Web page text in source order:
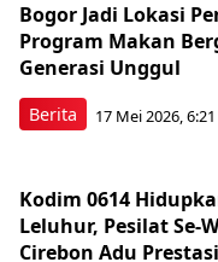
Berita
Bogor Jadi Lokasi
Program Makan
Generasi Unggul
17 Mei 2026,
Kodim 0614
Leluhur, Pesilat Se-
Cirebon Adu